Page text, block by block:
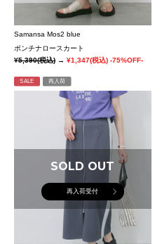
Samansa Mos2 blue
ポンチナロースカート
¥5,390(税込) → ¥1,347(税込) -75%OFF-
SALE 再入荷
SOLD OUT
再入荷受付